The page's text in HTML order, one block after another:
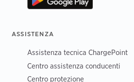
ASSISTENZA
Assistenza tecnica ChargePoint
Centro assistenza conducenti
Centro protezione